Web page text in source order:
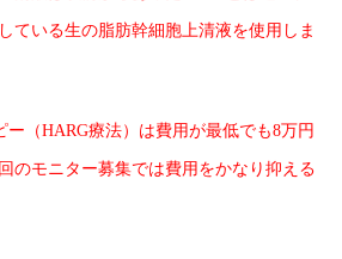
ている生の脂肪幹細胞上清液を使用しま
（HARG療法）は費用が最低でも8万円
のモニター募集では費用をかなり抑える